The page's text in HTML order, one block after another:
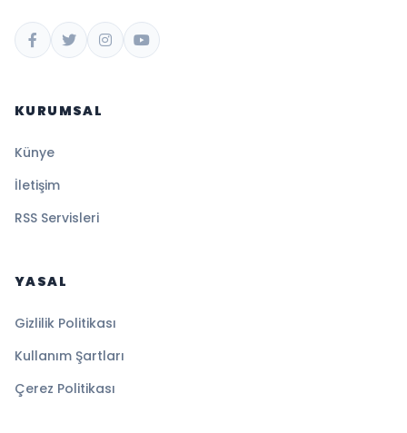
KURUMSAL
Künye
İletişim
RSS Servisleri
YASAL
Gizlilik Politikası
Kullanım Şartları
Çerez Politikası